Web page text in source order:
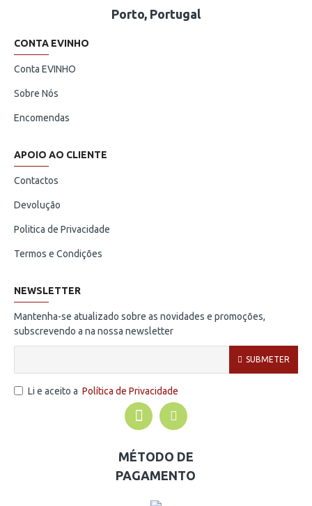
Porto, Portugal
CONTA EVINHO
Conta EVINHO
Sobre Nós
Encomendas
APOIO AO CLIENTE
Contactos
Devolução
Politica de Privacidade
Termos e Condições
NEWSLETTER
Mantenha-se atualizado sobre as novidades e promoções,
subscrevendo a na nossa newsletter
SUBMETER
Li e aceito a Política de Privacidade
MÉTODO DE
PAGAMENTO